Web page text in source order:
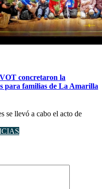
concretaron la
para familias de La Amarilla
se llevó a cabo el acto de